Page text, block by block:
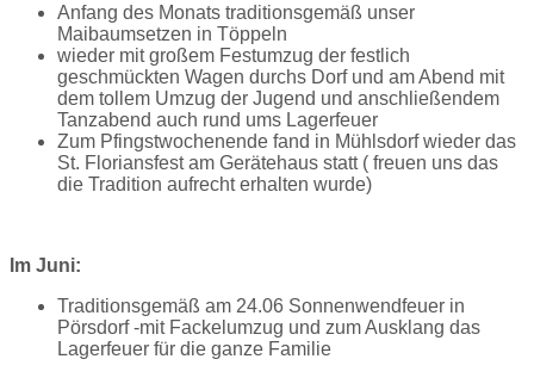
Anfang des Monats traditionsgemäß unser
Maibaumsetzen in Töppeln
wieder mit großem Festumzug der festlich
geschmückten Wagen durchs Dorf und am Abend mit
dem tollem Umzug der Jugend und anschließendem
Tanzabend auch rund ums Lagerfeuer
Zum Pfingstwochenende fand in Mühlsdorf wieder das
St. Floriansfest am Gerätehaus statt ( freuen uns das
die Tradition aufrecht erhalten wurde)
Im Juni:
Traditionsgemäß am 24.06 Sonnenwendfeuer in
Pörsdorf -mit Fackelumzug und zum Ausklang das
Lagerfeuer für die ganze Familie